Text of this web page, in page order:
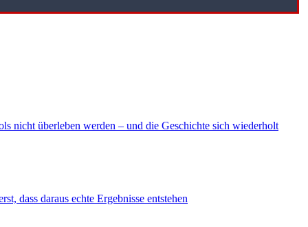
nicht überleben werden – und die Geschichte sich wiederholt
dass daraus echte Ergebnisse entstehen